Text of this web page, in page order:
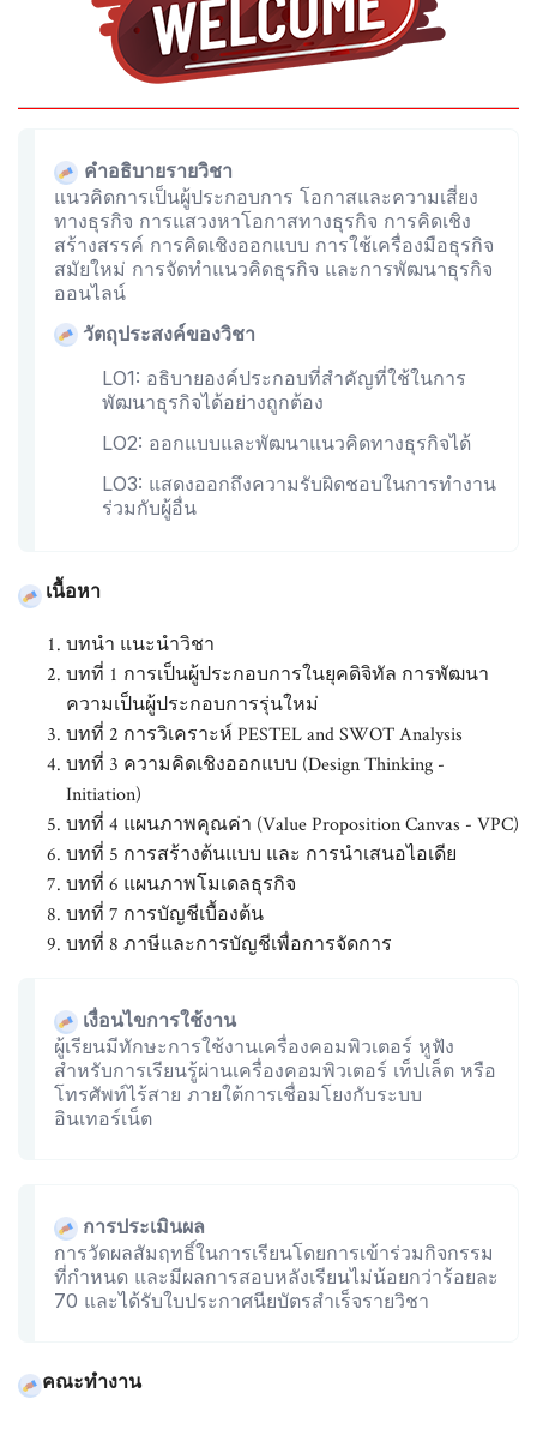
คำอธิบายรายวิชา
แนวคิดการเป็นผู้ประกอบการ โอกาสและความเสี่ยง
ทางธุรกิจ การแสวงหาโอกาสทางธุรกิจ การคิดเชิง
สร้างสรรค์ การคิดเชิงออกแบบ การใช้เครื่องมือธุรกิจ
สมัยใหม่ การจัดทำแนวคิดธุรกิจ และการพัฒนาธุรกิจ
ออนไลน์
วัตถุประสงค์ของวิชา
LO1: อธิบายองค์ประกอบที่สำคัญที่ใช้ในการ
พัฒนาธุรกิจได้อย่างถูกต้อง
LO2: ออกแบบและพัฒนาแนวคิดทางธุรกิจได้
LO3: แสดงออกถึงความรับผิดชอบในการทำงาน
ร่วมกับผู้อื่น
เนื้อหา
บทนำ แนะนำวิชา
บทที่ 1 การเป็นผู้ประกอบการในยุคดิจิทัล การพัฒนา
ความเป็นผู้ประกอบการรุ่นใหม่
บทที่ 2 การวิเคราะห์ PESTEL and SWOT Analysis
บทที่ 3 ความคิดเชิงออกแบบ (Design Thinking -
Initiation)
บทที่ 4 แผนภาพคุณค่า (Value Proposition Canvas - VPC)
บทที่ 5 การสร้างต้นแบบ และ การนำเสนอไอเดีย
บทที่ 6 แผนภาพโมเดลธุรกิจ
บทที่ 7 การบัญชีเบื้องต้น
บทที่ 8 ภาษีและการบัญชีเพื่อการจัดการ
เงื่อนไขการใช้งาน
ผู้เรียนมีทักษะการใช้งานเครื่องคอมพิวเตอร์ หูฟัง
สำหรับการเรียนรู้ผ่านเครื่องคอมพิวเตอร์ เท็ปเล็ต หรือ
โทรศัพท์ไร้สาย ภายใต้การเชื่อมโยงกับระบบ
อินเทอร์เน็ต
การประเมินผล
การวัดผลสัมฤทธิ์ในการเรียนโดยการเข้าร่วมกิจกรรม
ที่กำหนด และมีผลการสอบหลังเรียนไม่น้อยกว่าร้อยละ
70 และได้รับใบประกาศนียบัตรสำเร็จรายวิชา
คณะทำงาน